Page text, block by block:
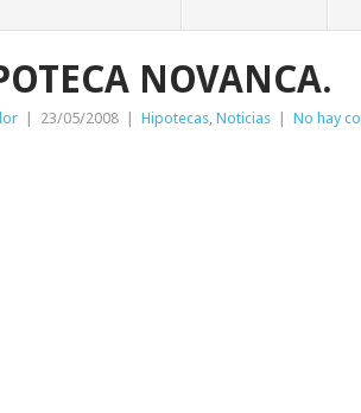
NOVANCA.
23/05/2008 Hipotecas, Noticias No hay